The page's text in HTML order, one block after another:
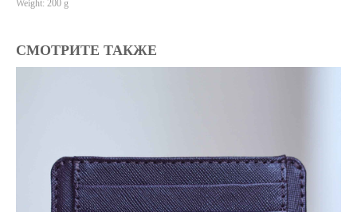
Weight: 200 g
СМОТРИТЕ ТАКЖЕ